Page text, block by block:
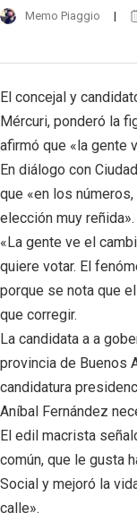
Memo Piaggio
El concejal y
Mércuri, ponderó la
afirmó que «la gente
En diálogo con
que «en los
elección muy reñida».
«La gente ve el
quiere votar. El
porque se nota que
que corregir.
La candidata a a
provincia de Buenos
candidatura
Aníbal Fernández
El edil macrista
común, que le gusta
Social y mejoró la
calle».